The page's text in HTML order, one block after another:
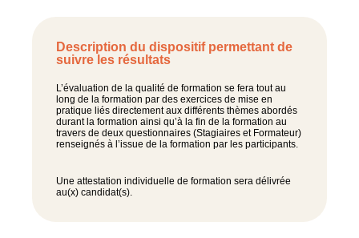
Description du dispositif permettant de
suivre les résultats
L’évaluation de la qualité de formation se fera tout au
long de la formation par des exercices de mise en
pratique liés directement aux différents thèmes abordés
durant la formation ainsi qu’à la fin de la formation au
travers de deux questionnaires (Stagiaires et Formateur)
renseignés à l’issue de la formation par les participants.
Une attestation individuelle de formation sera délivrée
au(x) candidat(s).